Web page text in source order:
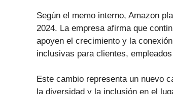
Según el memo interno, Amazon
2024. La empresa afirma que
apoyen el crecimiento y la
inclusivas para clientes,
Este cambio representa un nuevo
la diversidad y la inclusión en el